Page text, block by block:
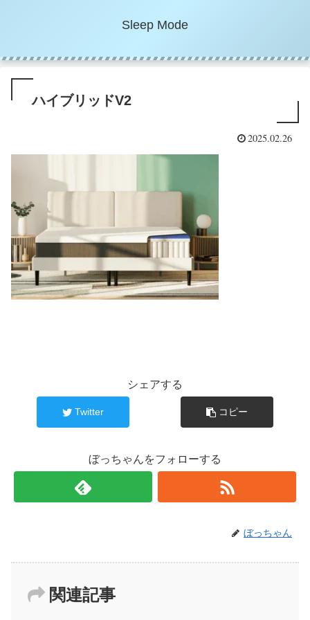
Sleep Mode
ハイブリッドV2
2025.02.26
シェアする
Twitter コピー
ぼっちゃんをフォローする
ぼっちゃん
関連記事